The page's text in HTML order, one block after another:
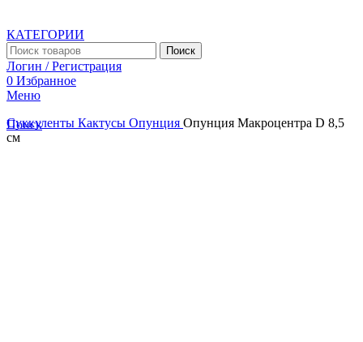
КАТЕГОРИИ
Поиск
Логин / Регистрация
0 Избранное
Меню
Поиск
Суккуленты Кактусы Опунция Опунция Макроцентра D 8,5
см